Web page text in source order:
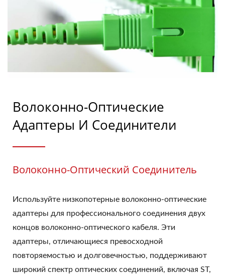
Волоконно-Оптические
Адаптеры И Соединители
Волоконно-Оптический Соединитель
Используйте низкопотерные волоконно-оптические
адаптеры для профессионального соединения двух
концов волоконно-оптического кабеля. Эти
адаптеры, отличающиеся превосходной
повторяемостью и долговечностью, поддерживают
широкий спектр оптических соединений, включая ST,